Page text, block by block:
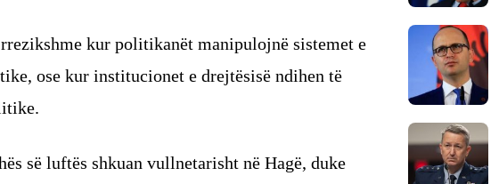
kur politikanët manipulojnë sistemet e
ose kur institucionet e drejtësisë ndihen të
së luftës shkuan vullnetarisht në Hagë, duke